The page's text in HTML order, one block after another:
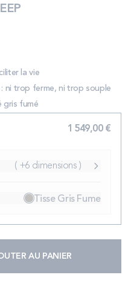
la vie
ni trop ferme, ni trop souple
gris fumé
1 549,00 €
Tisse Gris Fume
( +6 dimensions )
AU PANIER